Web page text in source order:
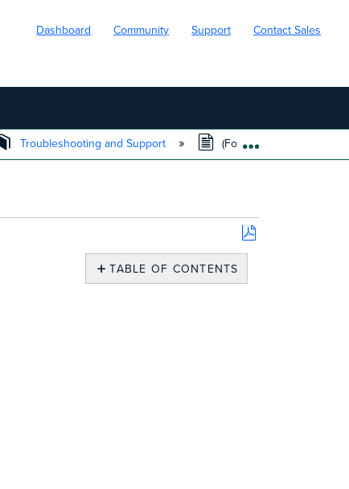
Dashboard Community Support Contact Sales
Troubleshooting and Support (For Korean)Cisco
Save
PDF
TABLE OF CONTENTS